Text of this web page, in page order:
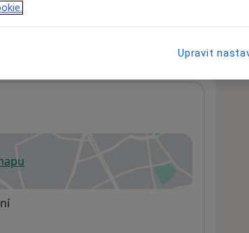
v nové záložce
Upravit